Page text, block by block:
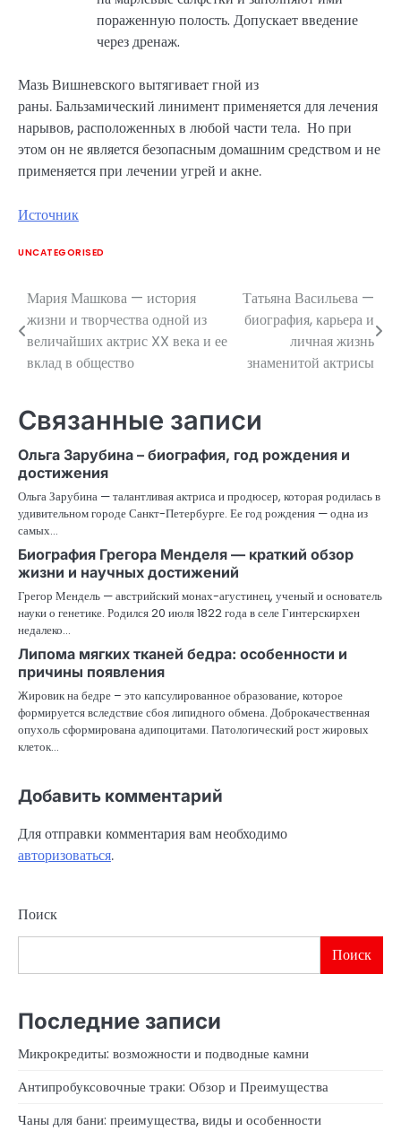
пораженную полость. Допускает введение
через дренаж.
Мазь Вишневского вытягивает гной из
раны. Бальзамический линимент применяется для лечения
нарывов, расположенных в любой части тела. Но при
этом он не является безопасным домашним средством и не
применяется при лечении угрей и акне.
Источник
UNCATEGORISED
Навигация
по
записям
Мария Машкова — история
жизни и творчества одной из
величайших актрис XX века и ее
вклад в общество
Татьяна Васильева —
биография, карьера и
личная жизнь
знаменитой актрисы
Связанные записи
Ольга Зарубина – биография, год рождения и
достижения
Ольга Зарубина — талантливая актриса и продюсер, которая родилась в
удивительном городе Санкт-Петербурге. Ее год рождения — одна из
самых…
Биография Грегора Менделя — краткий обзор
жизни и научных достижений
Грегор Мендель — австрийский монах-агустинец, ученый и основатель
науки о генетике. Родился 20 июля 1822 года в селе Гинтерскирхен
недалеко…
Липома мягких тканей бедра: особенности и
причины появления
Жировик на бедре – это капсулированное образование, которое
формируется вследствие сбоя липидного обмена. Доброкачественная
опухоль сформирована адипоцитами. Патологический рост жировых
клеток…
Добавить комментарий
Для отправки комментария вам необходимо
авторизоваться.
Поиск
Поиск
Последние записи
Микрокредиты: возможности и подводные камни
Антипробуксовочные траки: Обзор и Преимущества
Чаны для бани: преимущества, виды и особенности